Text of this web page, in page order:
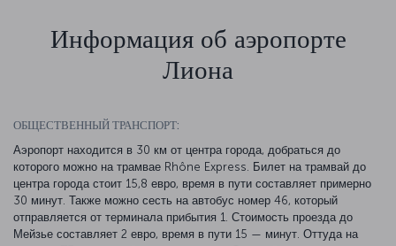
Информация об аэропорте
Лиона
ОБЩЕСТВЕННЫЙ ТРАНСПОРТ:
Аэропорт находится в 30 км от центра города, добраться до
которого можно на трамвае Rhône Express. Билет на трамвай до
центра города стоит 15,8 евро, время в пути составляет примерно
30 минут. Также можно сесть на автобус номер 46, который
отправляется от терминала прибытия 1. Стоимость проезда до
Мейзье составляет 2 евро, время в пути 15 — минут. Оттуда на